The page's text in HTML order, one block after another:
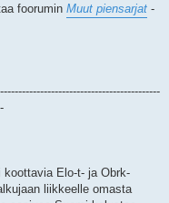
foorumin Muut piensarjat -
koottavia Elo-t- ja Obrk-
liikkeelle omasta